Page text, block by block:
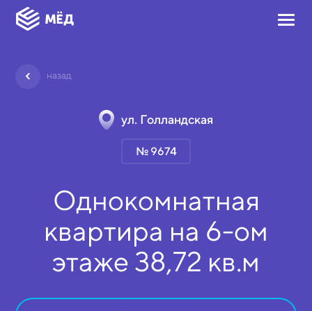
назад
ул. Голландская
№ 9674
Однокомнатная
квартира на 6-ом
этаже 38,72 кв.м